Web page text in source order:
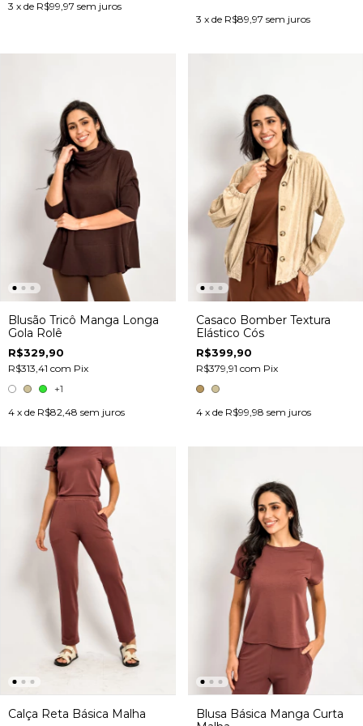
3 x de R$99,97 sem juros
3 x de R$89,97 sem juros
Blusão Tricô Manga Longa
Gola Rolê
R$329,90
R$313,41 com Pix
+1
4 x de R$82,48 sem juros
Casaco Bomber Textura
Elástico Cós
R$399,90
R$379,91 com Pix
4 x de R$99,98 sem juros
Calça Reta Básica Malha
Blusa Básica Manga Curta